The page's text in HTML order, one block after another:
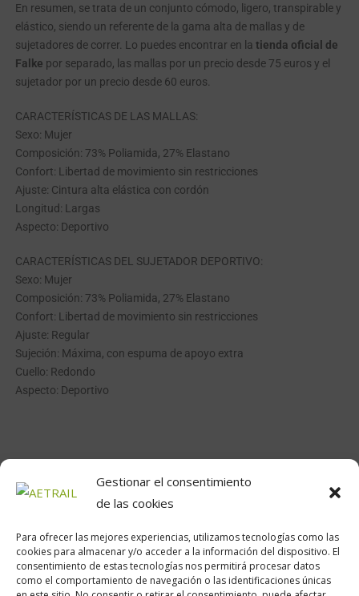
Gestionar el consentimiento
de las cookies
Para ofrecer las mejores experiencias, utilizamos tecnologías como las
cookies para almacenar y/o acceder a la información del dispositivo. El
consentimiento de estas tecnologías nos permitirá procesar datos
como el comportamiento de navegación o las identificaciones únicas
En resumen, se trata de un conjunto cómodo, ligero, transpirable y
elástico, siendo un referente de la gama alta de mallas y de
sujetadores de correr. Lo puedes encontrar en la tienda oficial de
Falke por separado, las mallas por un precio desde 75 euros y el
sujetador por un precio desde 60 euros.
CARACTERÍSTICAS DE LAS MALLAS:
Sexo: Mujer
Composición: 73% Poliamida, 27% Elastano
Confort: Libertad de movimiento sin restricciones
Ajuste: Cintura alta elástica con cordón
Longitud: Largas
Aspecto: Deportivo
CARACTERÍSTICAS DEL SUJETADOR DEPORTIVO:
Sexo: Mujer
Composición: 73% Poliamida, 27% Elastano
Confort: Libertad de movimiento sin restricciones
Ajuste: Regular
Sujeción: Máxima, con espuma de apoyo extra
Cuello: Redondo
Aspecto: Deportivo